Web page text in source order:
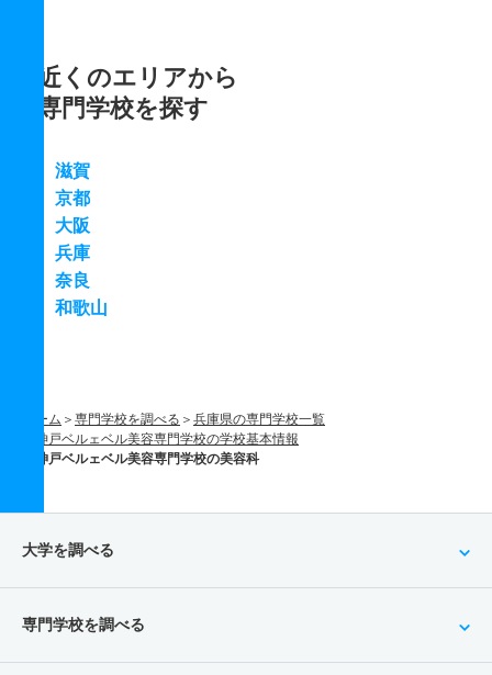
近くのエリアから
専門学校を探す
滋賀
京都
大阪
兵庫
奈良
和歌山
ホーム 専門学校を調べる
兵庫県の専門学校一覧
神戸ベルェベル美容専門学校の学校基本情報
神戸ベルェベル美容専門学校の美容科
大学を調べる
専門学校を調べる